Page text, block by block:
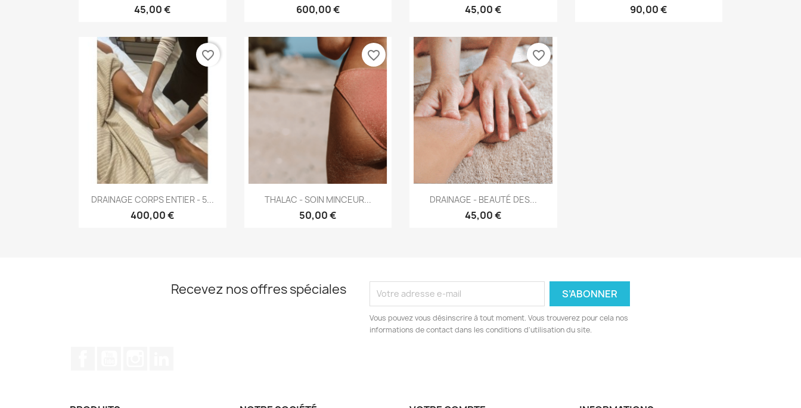
45,00 € 600,00 € 45,00 € 90,00 €
Aperçu rapide
DRAINAGE CORPS ENTIER - 5...
400,00 €
favorite_border
Aperçu rapide
THALAC - SOIN MINCEUR...
50,00 €
favorite_border
Aperçu rapide
DRAINAGE - BEAUTÉ DES...
45,00 €
favorite_border
Recevez nos offres spéciales
Vous pouvez vous désinscrire à tout moment. Vous trouverez pour cela nos
informations de contact dans les conditions d'utilisation du site.